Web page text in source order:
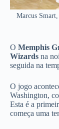
Marcus
O Memphis
Wizards na
seguida na
O jogo
Washington,
Esta é a
começa uma